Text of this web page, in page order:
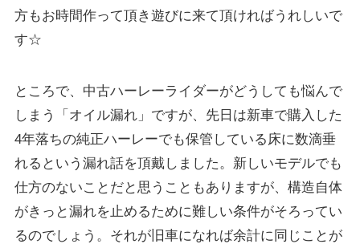
方もお時間作って頂き遊びに来て頂ければうれしいで
す☆
ところで、中古ハーレーライダーがどうしても悩んで
しまう「オイル漏れ」ですが、先日は新車で購入した
4年落ちの純正ハーレーでも保管している床に数滴垂
れるという漏れ話を頂戴しました。新しいモデルでも
仕方のないことだと思うこともありますが、構造自体
がきっと漏れを止めるために難しい条件がそろってい
るのでしょう。それが旧車になれば余計に同じことが